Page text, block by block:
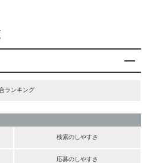
ランキング
検索のしやすさ
応募のしやすさ